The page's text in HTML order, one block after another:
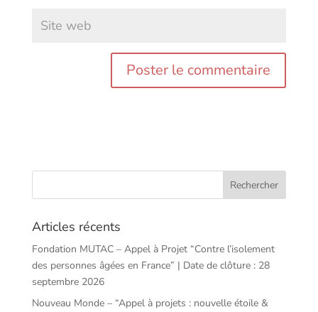
Articles récents
Fondation MUTAC – Appel à Projet “Contre l’isolement
des personnes âgées en France” | Date de clôture : 28
septembre 2026
Nouveau Monde – “Appel à projets : nouvelle étoile &